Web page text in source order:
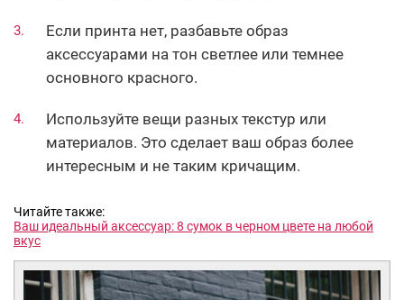
Если принта нет, разбавьте образ
аксессуарами на тон светлее или темнее
основного красного.
Используйте вещи разных текстур или
материалов. Это сделает ваш образ более
интересным и не таким кричащим.
Читайте также:
Ваш идеальный аксессуар: 8 сумок в черном цвете на любой
вкус